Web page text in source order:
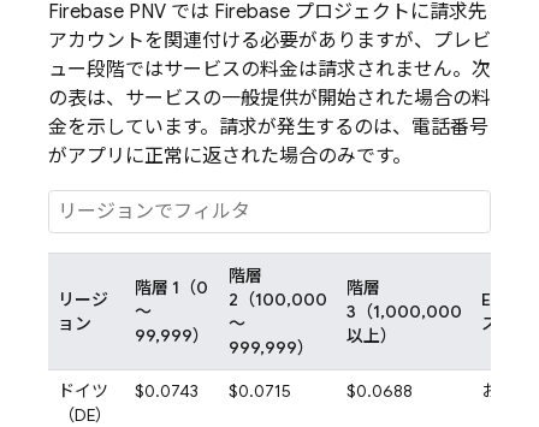
Firebase PNV では Firebase プロジェクトに請求先
アカウントを関連付ける必要がありますが、プレビ
ュー段階ではサービスの料金は請求されません。次
の表は、サービスの一般提供が開始された場合の料
金を示しています。請求が発生するのは、電話番号
がアプリに正常に返された場合のみです。
リージ
ョン
階層 1（0
～
99,999）
階層
2（100,000
～
999,999）
階層
3（1,000,000
以上）
スタム
ドイツ
（DE）
$0.0743 $0.0715 $0.0688 お問い